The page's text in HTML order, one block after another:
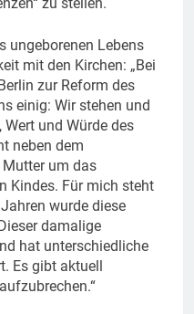
zu stellen.
ungeborenen Lebens
mit den Kirchen: „Bei
zur Reform des
einig: Wir stehen und
und Würde des
neben dem
um das
Kindes. Für mich steht
wurde diese
damalige
hat unterschiedliche
Es gibt aktuell